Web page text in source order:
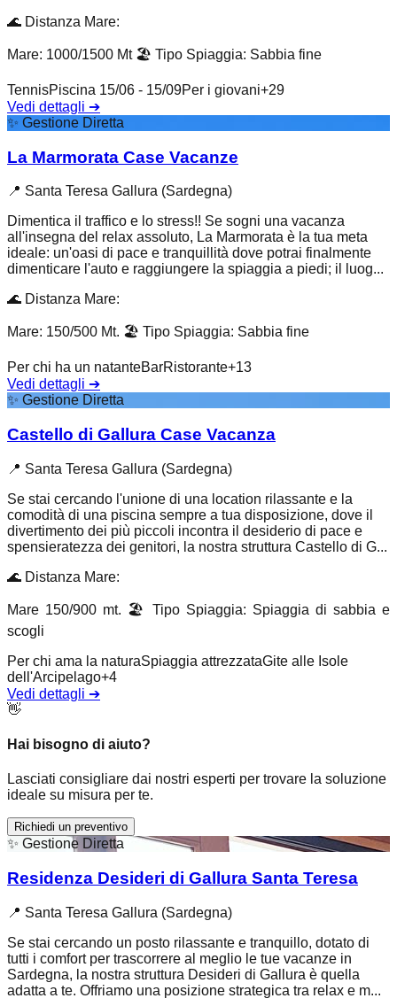
🌊 Distanza Mare:
Mare: 1000/1500 Mt 🏖️ Tipo Spiaggia: Sabbia fine
TennisPiscina 15/06 - 15/09Per i giovani+29
Vedi dettagli ➔
✨ Gestione Diretta
La Marmorata Case Vacanze
📍 Santa Teresa Gallura (Sardegna)
Dimentica il traffico e lo stress!! Se sogni una vacanza
all'insegna del relax assoluto, La Marmorata è la tua meta
ideale: un'oasi di pace e tranquillità dove potrai finalmente
dimenticare l'auto e raggiungere la spiaggia a piedi; il luog...
🌊 Distanza Mare:
Mare: 150/500 Mt. 🏖️ Tipo Spiaggia: Sabbia fine
Per chi ha un natanteBarRistorante+13
Vedi dettagli ➔
✨ Gestione Diretta
Castello di Gallura Case Vacanza
📍 Santa Teresa Gallura (Sardegna)
Se stai cercando l'unione di una location rilassante e la
comodità di una piscina sempre a tua disposizione, dove il
divertimento dei più piccoli incontra il desiderio di pace e
spensieratezza dei genitori, la nostra struttura Castello di G...
🌊 Distanza Mare:
Mare 150/900 mt. 🏖️ Tipo Spiaggia: Spiaggia di sabbia e
scogli
Per chi ama la naturaSpiaggia attrezzataGite alle Isole
dell'Arcipelago+4
Vedi dettagli ➔
👋
Hai bisogno di aiuto?
Lasciati consigliare dai nostri esperti per trovare la soluzione
ideale su misura per te.
Richiedi un preventivo
✨ Gestione Diretta
Residenza Desideri di Gallura Santa Teresa
📍 Santa Teresa Gallura (Sardegna)
Se stai cercando un posto rilassante e tranquillo, dotato di
tutti i comfort per trascorrere al meglio le tue vacanze in
Sardegna, la nostra struttura Desideri di Gallura è quella
adatta a te. Offriamo una posizione strategica tra relax e m...